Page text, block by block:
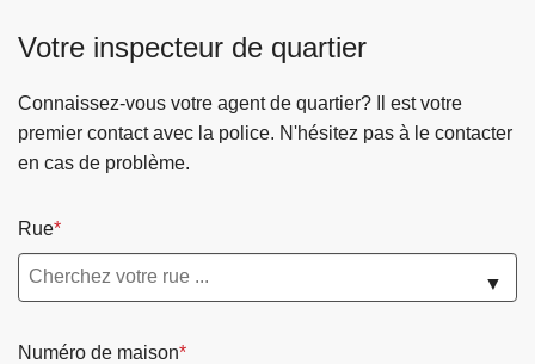
Votre inspecteur de quartier
Connaissez-vous votre agent de quartier? Il est votre
premier contact avec la police. N'hésitez pas à le contacter
en cas de problème.
Rue
▼
Numéro de maison